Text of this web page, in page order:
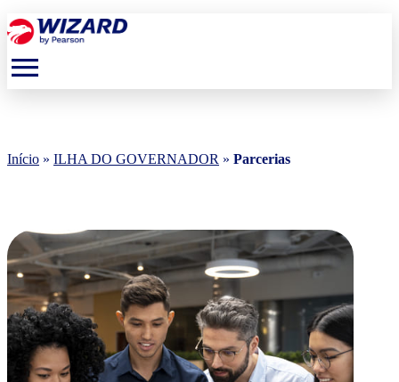
menu
Início » ILHA DO GOVERNADOR » Parcerias